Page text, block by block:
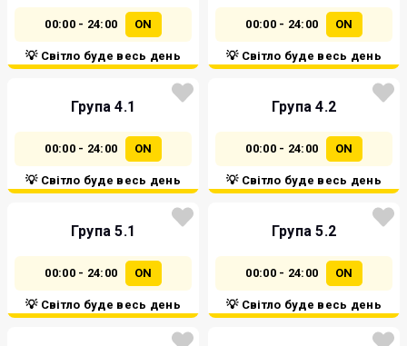
00:00 - 24:00 ON
💡 Світло буде весь день
00:00 - 24:00 ON
💡 Світло буде весь день
Група 4.1
00:00 - 24:00 ON
💡 Світло буде весь день
Група 4.2
00:00 - 24:00 ON
💡 Світло буде весь день
Група 5.1
00:00 - 24:00 ON
💡 Світло буде весь день
Група 5.2
00:00 - 24:00 ON
💡 Світло буде весь день